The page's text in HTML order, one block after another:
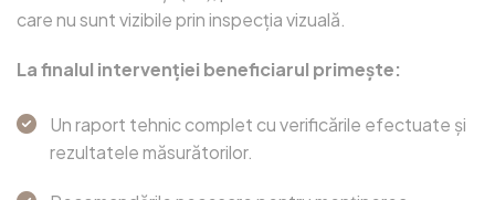
care nu sunt vizibile prin inspecția vizuală.
La finalul intervenției beneficiarul primește:
Un raport tehnic complet cu verificările efectuate și
rezultatele măsurătorilor.